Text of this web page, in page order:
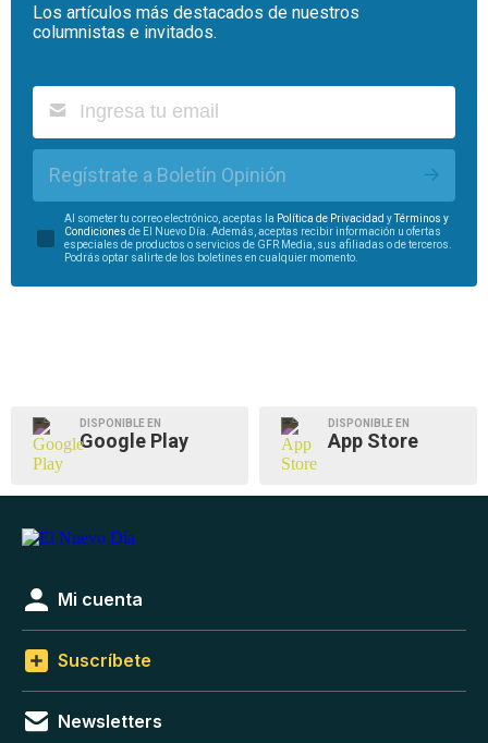
Los artículos más destacados de nuestros
columnistas e invitados.
Regístrate a Boletín Opinión
Al someter tu correo electrónico, aceptas la Política de Privacidad yTérminos y
Condiciones de El Nuevo Día. Además, aceptas recibir información u ofertas
especiales de productos o servicios de GFR Media, sus afiliadas o de terceros.
Podrás optar salirte de los boletines en cualquier momento.
DISPONIBLE EN
Google Play
DISPONIBLE EN
App Store
Mi cuenta
Suscríbete
Newsletters